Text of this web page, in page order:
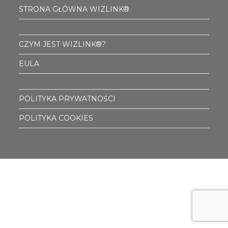
STRONA GŁÓWNA WIZLINK®
CZYM JEST WIZLINK®?
EULA
POLITYKA PRYWATNOŚCI
POLITYKA COOKIES